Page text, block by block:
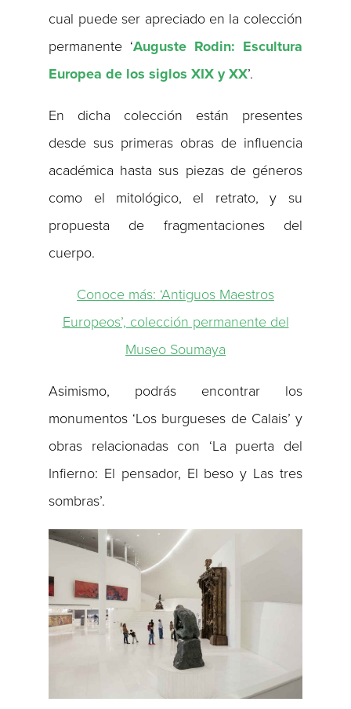
cual puede ser apreciado en la colección
permanente ‘Auguste Rodin: Escultura
Europea de los siglos XIX y XX’.
En dicha colección están presentes
desde sus primeras obras de influencia
académica hasta sus piezas de géneros
como el mitológico, el retrato, y su
propuesta de fragmentaciones del
cuerpo.
Conoce más: ‘Antiguos Maestros
Europeos’, colección permanente del
Museo Soumaya
Asimismo, podrás encontrar los
monumentos ‘Los burgueses de Calais’ y
obras relacionadas con ‘La puerta del
Infierno: El pensador, El beso y Las tres
sombras’.